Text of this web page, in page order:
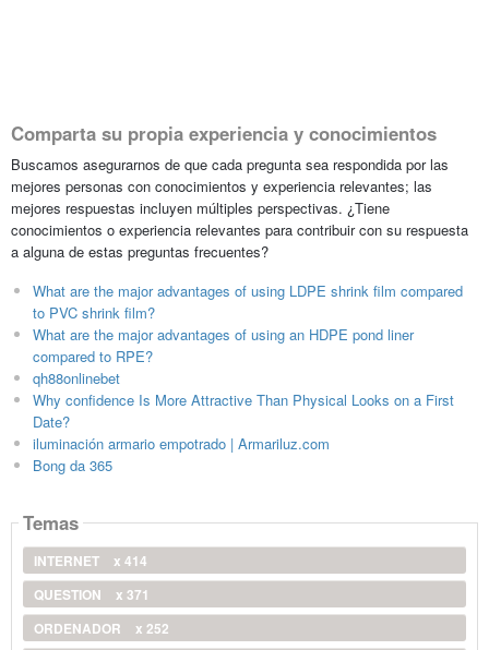
Comparta su propia experiencia y conocimientos
Buscamos asegurarnos de que cada pregunta sea respondida por las
mejores personas con conocimientos y experiencia relevantes; las
mejores respuestas incluyen múltiples perspectivas. ¿Tiene
conocimientos o experiencia relevantes para contribuir con su respuesta
a alguna de estas preguntas frecuentes?
What are the major advantages of using LDPE shrink film compared
to PVC shrink film?
What are the major advantages of using an HDPE pond liner
compared to RPE?
qh88onlinebet
Why confidence Is More Attractive Than Physical Looks on a First
Date?
iluminación armario empotrado | Armariluz.com
Bong da 365
Temas
INTERNET
x 414
QUESTION
x 371
ORDENADOR
x 252